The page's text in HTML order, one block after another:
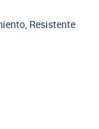
Resistente